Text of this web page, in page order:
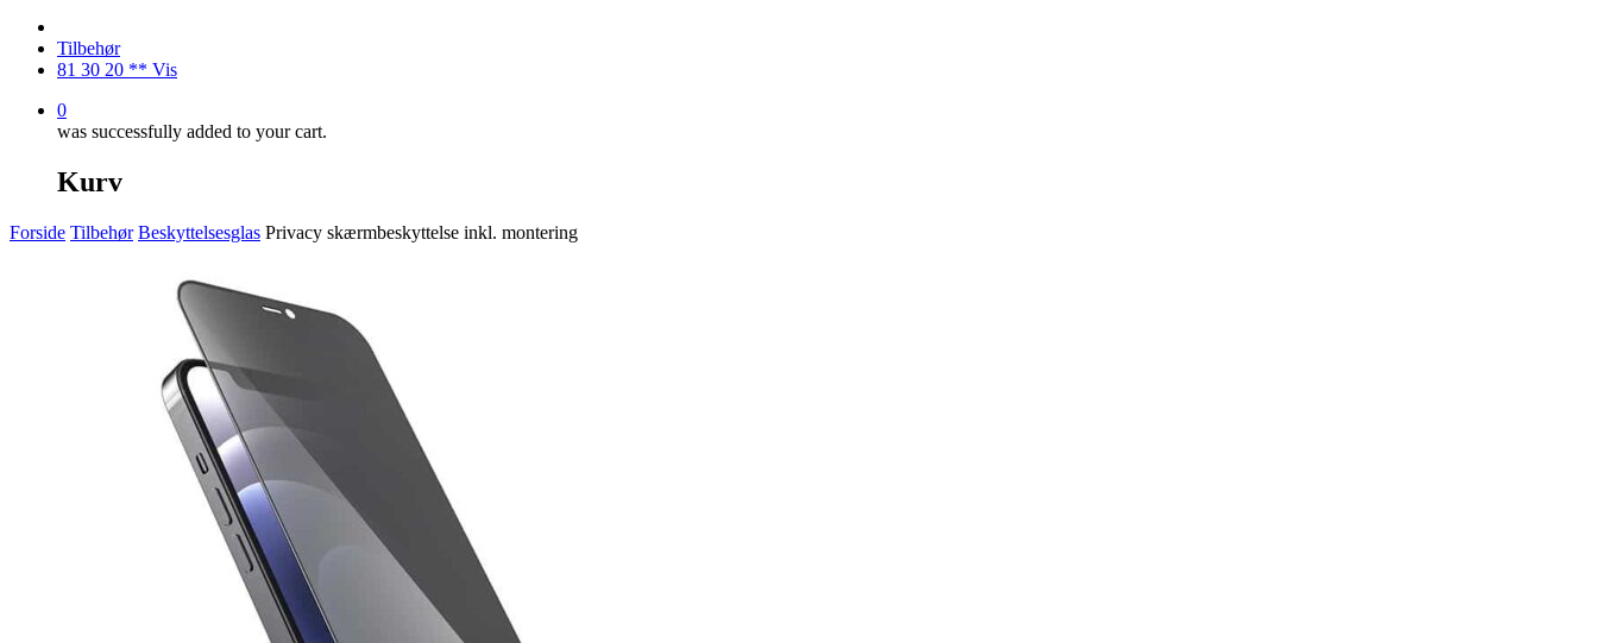
Tilbehør
81 30 20 ** Vis
0
was successfully added to your cart.
Kurv
Forside Tilbehør Beskyttelsesglas Privacy skærmbeskyttelse inkl. montering